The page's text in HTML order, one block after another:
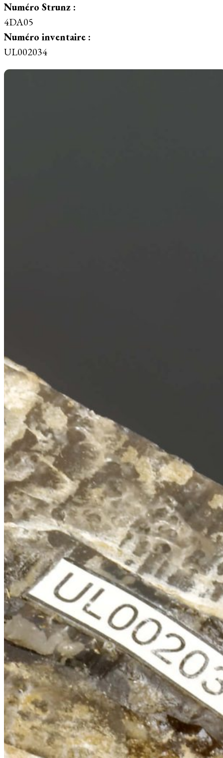
Numéro Strunz :
4DA05
Numéro inventaire :
UL002034